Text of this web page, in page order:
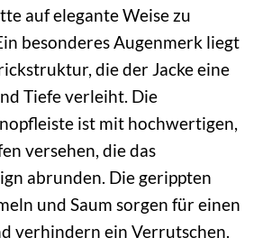
auf elegante Weise zu
besonderes Augenmerk liegt
die der Jacke eine
Tiefe verleiht. Die
ist mit hochwertigen,
versehen, die das
abrunden. Die gerippten
und Saum sorgen für einen
verhindern ein Verrutschen.